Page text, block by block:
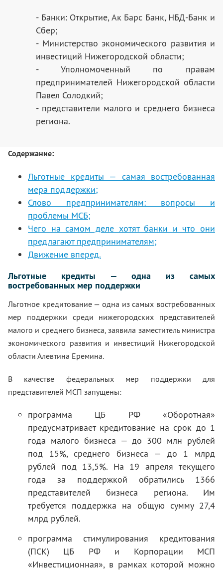
- Банки: Открытие, Ак Барс Банк, НБД-Банк и
Сбер;
- Министерство экономического развития и
инвестиций Нижегородской области;
- Уполномоченный по правам
предпринимателей Нижегородской области
Павел Солодкий;
- представители малого и среднего бизнеса
региона.
Содержание:
Льготные кредиты — самая востребованная
мера поддержки;
Слово предпринимателям: вопросы и
проблемы МСБ;
Чего на самом деле хотят банки и что они
предлагают предпринимателям;
Движение вперед.
Льготные кредиты — одна из самых
востребованных мер поддержки
Льготное кредитование — одна из самых востребованных
мер поддержки среди нижегородских представителей
малого и среднего бизнеса, заявила заместитель министра
экономического развития и инвестиций Нижегородской
области Алевтина Еремина.
В качестве федеральных мер поддержки для
представителей МСП запущены:
программа ЦБ РФ «Оборотная»
предусматривает кредитование на срок до 1
года малого бизнеса — до 300 млн рублей
под 15%, среднего бизнеса — до 1 млрд
рублей под 13,5%. На 19 апреля текущего
года за поддержкой обратились 1366
представителей бизнеса региона. Им
требуется поддержка на общую сумму 27,4
млрд рублей.
программа стимулирования кредитования
(ПСК) ЦБ РФ и Корпорации МСП
«Инвестиционная», в рамках которой можно